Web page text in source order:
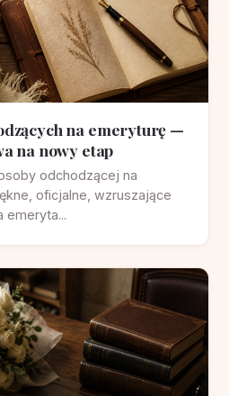
na emeryturę —
na nowy etap
odchodzącej na
oficjalne, wzruszające
emeryta...